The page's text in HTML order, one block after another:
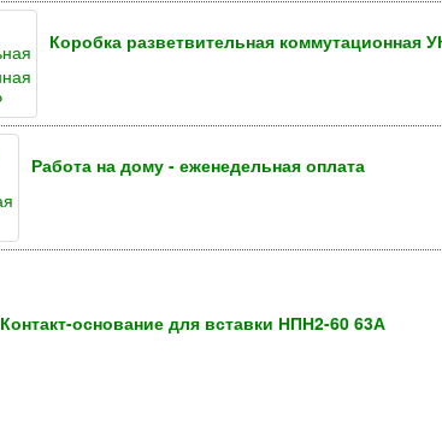
Коробка разветвительная коммутационная
Работа на дому - еженедельная оплата
Контакт-основание для вставки НПН2-60 63А